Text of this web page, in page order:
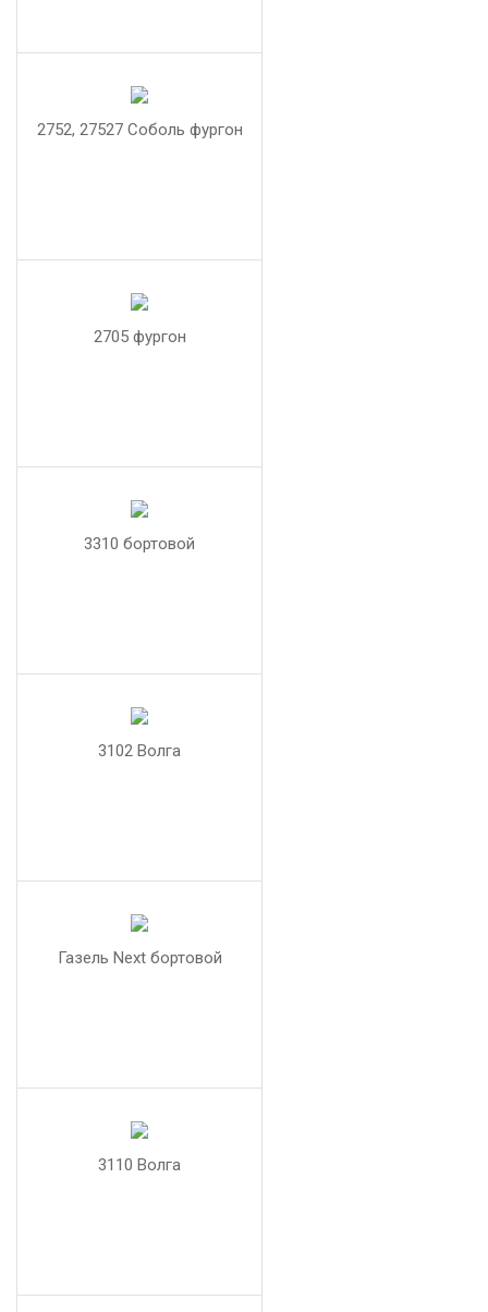
2752, 27527 Соболь фургон
2705 фургон
3310 бортовой
3102 Волга
Газель Next бортовой
3110 Волга